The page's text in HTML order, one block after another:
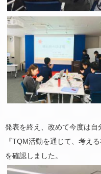
発表を終え、改めて今度は自
『TQM活動を通じて、考え
を確認しました。